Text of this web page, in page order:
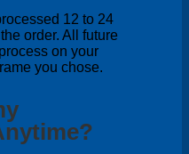
12 to 24
order. All future
on your
you chose.